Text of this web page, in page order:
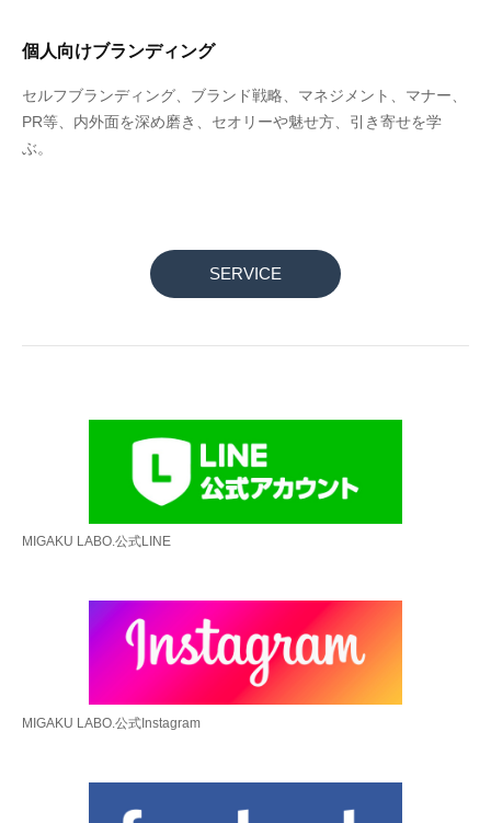
個人向けブランディング
セルフブランディング、ブランド戦略、マネジメント、マナー、
PR等、内外面を深め磨き、セオリーや魅せ方、引き寄せを学
ぶ。
SERVICE
MIGAKU LABO.公式LINE
MIGAKU LABO.公式Instagram